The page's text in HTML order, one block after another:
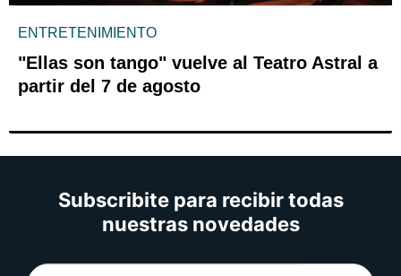
ENTRETENIMIENTO
"Ellas son tango" vuelve al Teatro Astral a
partir del 7 de agosto
Subscribite para recibir todas
nuestras novedades